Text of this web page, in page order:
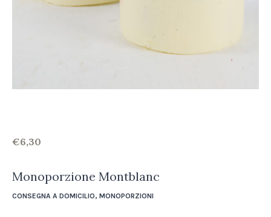
€6,30
Monoporzione Montblanc
CONSEGNA A DOMICILIO, MONOPORZIONI